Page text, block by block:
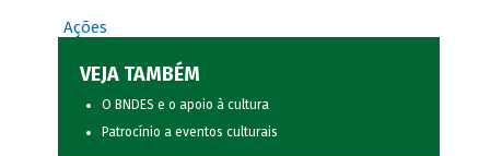
Ações
VEJA TAMBÉM
O BNDES e o apoio à cultura
Patrocínio a eventos culturais